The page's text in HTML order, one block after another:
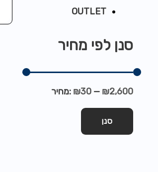
OUTLET
סנן לפי מחיר
סנן
מחיר: ₪30 — ₪2,600